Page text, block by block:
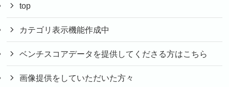
top
カテゴリ表示機能作成中
ベンチスコアデータを提供してくださる方はこちら
画像提供をしていただいた方々